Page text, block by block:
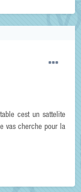
cest un sattelite
vas cherche pour la